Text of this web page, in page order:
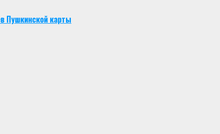
Пушкинской карты